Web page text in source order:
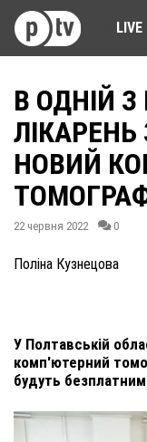
LIVE
В ОДНІЙ
НОВИЙ
22 червня 2022 0
Поліна Кузнецова
У Полтавській
комп'ютерний
будуть